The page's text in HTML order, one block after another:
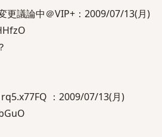
更議論中＠VIP+：2009/07/13(月)
：2009/07/13(月)